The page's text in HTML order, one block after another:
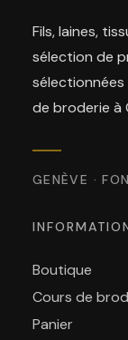
Fils, laines,
sélection de
de broderie à
GENÈVE ·
Boutique
Cours de
Panier